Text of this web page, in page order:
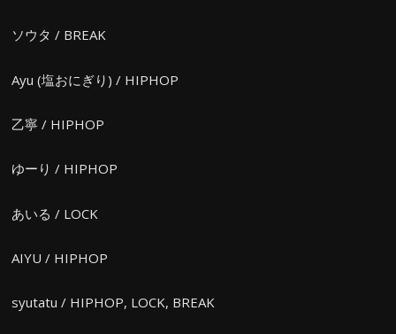
ソウタ / BREAK
Ayu (塩おにぎり) / HIPHOP
乙寧 / HIPHOP
ゆーり / HIPHOP
あいる / LOCK
AIYU / HIPHOP
syutatu / HIPHOP, LOCK, BREAK